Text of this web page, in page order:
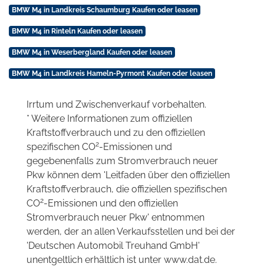
BMW M4 in Landkreis Schaumburg Kaufen oder leasen
BMW M4 in Rinteln Kaufen oder leasen
BMW M4 in Weserbergland Kaufen oder leasen
BMW M4 in Landkreis Hameln-Pyrmont Kaufen oder leasen
Irrtum und Zwischenverkauf vorbehalten.
* Weitere Informationen zum offiziellen
Kraftstoffverbrauch und zu den offiziellen
spezifischen CO2-Emissionen und
gegebenenfalls zum Stromverbrauch neuer
Pkw können dem 'Leitfaden über den offiziellen
Kraftstoffverbrauch, die offiziellen spezifischen
CO2-Emissionen und den offiziellen
Stromverbrauch neuer Pkw' entnommen
werden, der an allen Verkaufsstellen und bei der
'Deutschen Automobil Treuhand GmbH'
unentgeltlich erhältlich ist unter www.dat.de.